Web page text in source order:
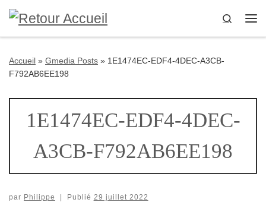
Passer au contenu
Search
Accueil » Gmedia Posts » 1E1474EC-EDF4-4DEC-A3CB-
F792AB6EE198
1E1474EC-EDF4-4DEC-
A3CB-F792AB6EE198
par Philippe Publié 29 juillet 2022